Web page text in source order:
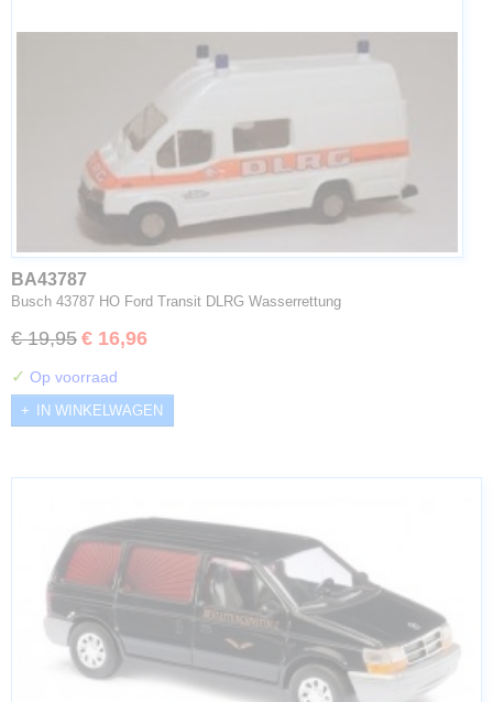
BA43787
Busch 43787 HO Ford Transit DLRG Wasserrettung
€ 19,95 € 16,96
✓ Op voorraad
IN WINKELWAGEN